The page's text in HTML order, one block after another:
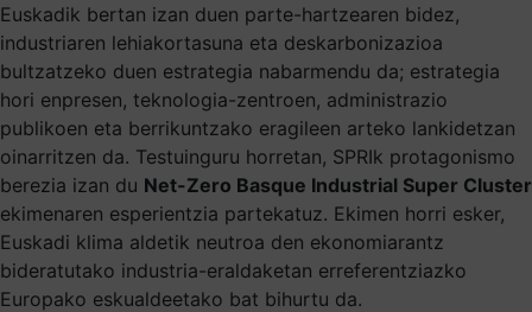
Euskadik bertan izan duen parte-hartzearen bidez,
industriaren lehiakortasuna eta deskarbonizazioa
bultzatzeko duen estrategia nabarmendu da; estrategia
hori enpresen, teknologia-zentroen, administrazio
publikoen eta berrikuntzako eragileen arteko lankidetzan
oinarritzen da. Testuinguru horretan, SPRIk protagonismo
berezia izan du Net-Zero Basque Industrial Super Cluster
ekimenaren esperientzia partekatuz. Ekimen horri esker,
Euskadi klima aldetik neutroa den ekonomiarantz
bideratutako industria-eraldaketan erreferentziazko
Europako eskualdeetako bat bihurtu da.